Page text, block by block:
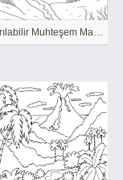
Yazdırılabilir Muhteşem Manzara